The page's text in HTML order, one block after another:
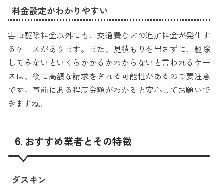
料金設定がわかりやすい
害虫駆除料金以外にも、交通費などの追加料金が発生す
るケースがあります。また、見積もりを出さずに、駆除
してみないといくらかかるかわからないと言われるケー
スは、後に高額な請求をされる可能性があるので要注意
です。事前にある程度金額がわかると安心してお願いで
きますね。
6. おすすめ業者とその特徴
ダスキン